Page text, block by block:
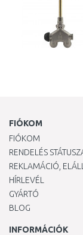
FIÓKOM
FIÓKOM
RENDELÉS
REKLAMÁCIÓ,
HÍRLEVÉL
GYÁRTÓ
BLOG
INFORMÁCIÓK